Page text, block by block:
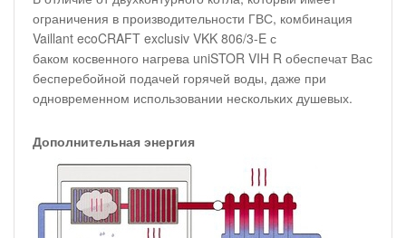
ограничения в производительности ГВС, комбинация
Vaillant ecoCRAFT exclusiv VKK 806/3-E с
баком косвенного нагрева uniSTOR VIH R обеспечат Вас
бесперебойной подачей горячей воды, даже при
одновременном использовании нескольких душевых.
Дополнительная энергия